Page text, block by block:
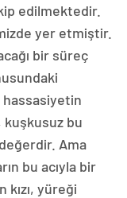
edilmektedir.
yer etmiştir.
bir süreç
bu
Ama
bu acıyla bir
kızı, yüreği